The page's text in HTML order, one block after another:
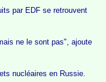
par EDF se retrouvent
ne le sont pas", ajoute
nucléaires en Russie.